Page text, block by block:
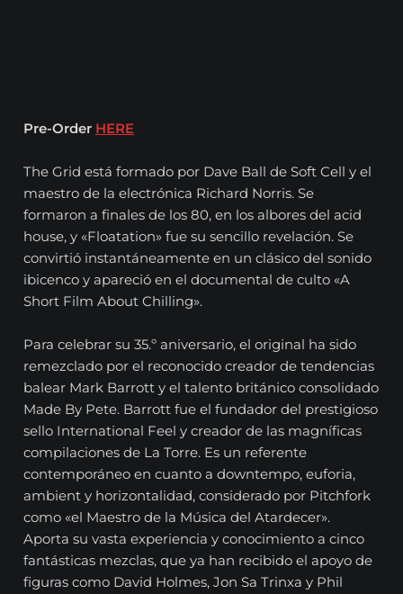
Pre-Order HERE
The Grid está formado por Dave Ball de Soft Cell y el
maestro de la electrónica Richard Norris. Se
formaron a finales de los 80, en los albores del acid
house, y «Floatation» fue su sencillo revelación. Se
convirtió instantáneamente en un clásico del sonido
ibicenco y apareció en el documental de culto «A
Short Film About Chilling».
Para celebrar su 35.º aniversario, el original ha sido
remezclado por el reconocido creador de tendencias
balear Mark Barrott y el talento británico consolidado
Made By Pete. Barrott fue el fundador del prestigioso
sello International Feel y creador de las magníficas
compilaciones de La Torre. Es un referente
contemporáneo en cuanto a downtempo, euforia,
ambient y horizontalidad, considerado por Pitchfork
como «el Maestro de la Música del Atardecer».
Aporta su vasta experiencia y conocimiento a cinco
fantásticas mezclas, que ya han recibido el apoyo de
figuras como David Holmes, Jon Sa Trinxa y Phil